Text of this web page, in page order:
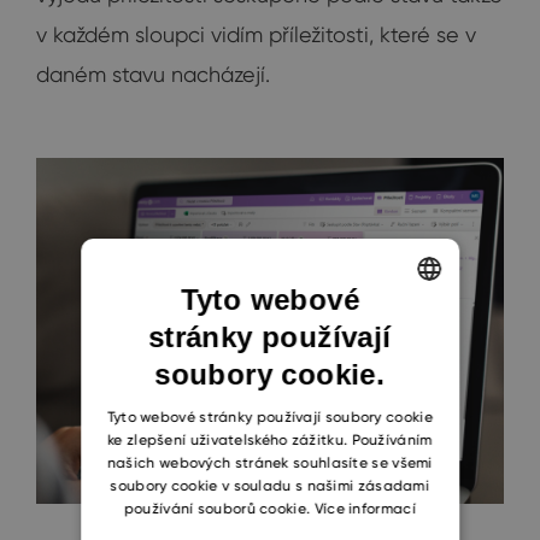
v každém sloupci vidím příležitosti, které se v
daném stavu nacházejí.
ENGLISH
CZECH
SLOVAK
Tyto webové
stránky používají
soubory cookie.
Tyto webové stránky používají soubory cookie
ke zlepšení uživatelského zážitku. Používáním
našich webových stránek souhlasíte se všemi
soubory cookie v souladu s našimi zásadami
používání souborů cookie. Více informací